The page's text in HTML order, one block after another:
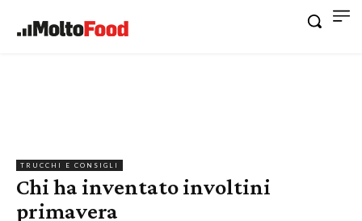
TRUCCHI E CONSIGLI
Chi ha inventato involtini
primavera